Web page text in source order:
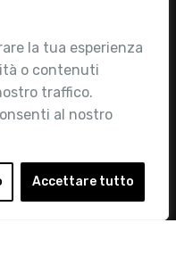
la tua esperienza
o contenuti
traffico.
al nostro
Accettare tutto